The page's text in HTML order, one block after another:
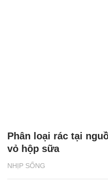
NHỊP SỐNG
Phân loại rác tại
vỏ hộp sữa